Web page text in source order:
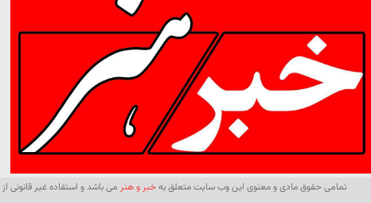
تمامی حقوق مادی و معنوی این وب سایت متعلق بهخبر و هنر می باشد و استفاده غیر قانونی از